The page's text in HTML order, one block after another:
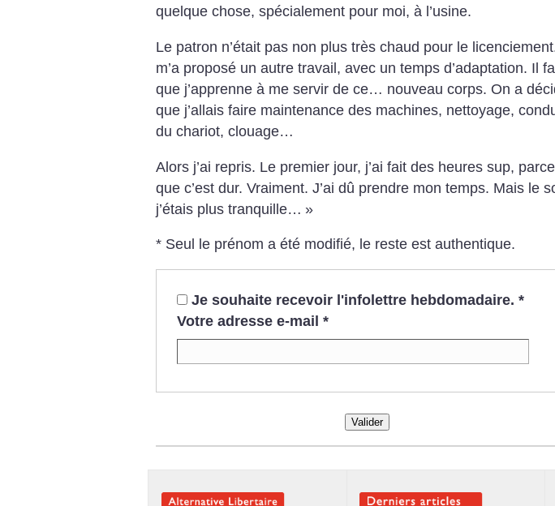
quelque chose, spécialement pour moi, à l’usine.
Le patron n’était pas non plus très chaud pour le
m’a proposé un autre travail, avec un temps d’adaptation. Il
que j’apprenne à me servir de ce… nouveau corps. On a
que j’allais faire maintenance des machines, nettoyage,
du chariot, clouage…
Alors j’ai repris. Le premier jour, j’ai fait des heures sup, parce
que c’est dur. Vraiment. J’ai dû prendre mon temps. Mais le
j’étais plus tranquille… »
* Seul le prénom a été modifié, le reste est authentique.
Je souhaite recevoir l'infolettre hebdomadaire. *
Votre adresse e-mail *
Valider